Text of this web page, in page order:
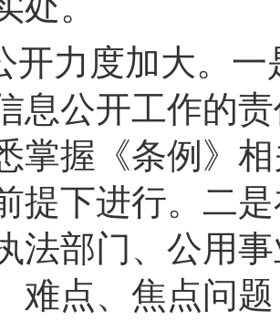
开力度加大。 一
息公开工作的
掌握《条例》
提下进行。二
法部门、公用
难点、焦点问